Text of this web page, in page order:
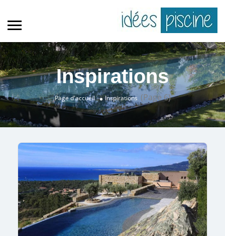
Inspirations
Page d'accueil Inspirations (Page 6)